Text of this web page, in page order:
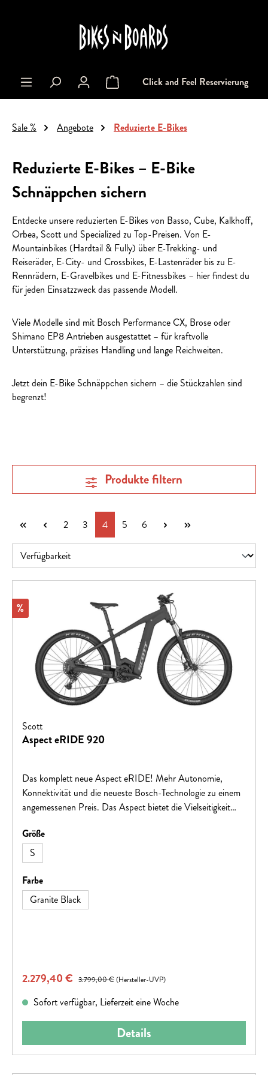
Warenkorb enthält 0 Positionen. Der
Click and Feel Reservierung
Sale % Angebote Reduzierte E-Bikes
Reduzierte E-Bikes – E-Bike
Schnäppchen sichern
Entdecke unsere reduzierten E-Bikes von Basso, Cube, Kalkhoff,
Orbea, Scott und Specialized zu Top-Preisen. Von E-
Mountainbikes (Hardtail & Fully) über E-Trekking- und
Reiseräder, E-City- und Crossbikes, E-Lastenräder bis zu E-
Rennrädern, E-Gravelbikes und E-Fitnessbikes – hier findest du
für jeden Einsatzzweck das passende Modell.
Viele Modelle sind mit Bosch Performance CX, Brose oder
Shimano EP8 Antrieben ausgestattet – für kraftvolle
Unterstützung, präzises Handling und lange Reichweiten.
Jetzt dein E-Bike Schnäppchen sichern – die Stückzahlen sind
begrenzt!
Produkte filtern
Seite
2 Seite
3 Seite
4 Seite
5 Seite
6
Rabatt
%
Scott
Aspect eRIDE 920
Das komplett neue Aspect eRIDE! Mehr Autonomie,
Konnektivität und die neueste Bosch-Technologie zu einem
angemessenen Preis. Das Aspect bietet die Vielseitigkeit
Größeauswählen
S
Farbeauswählen
Granite Black
Verkaufspreis:
2.279,40 € Regulärer Preis:
3.799,00 €(Hersteller-UVP)
Sofort verfügbar, Lieferzeit eine Woche
Details